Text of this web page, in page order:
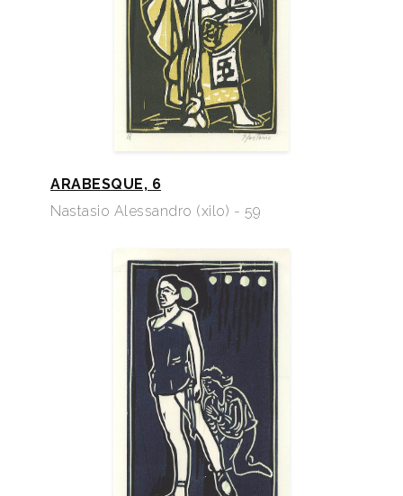
ARABESQUE, 6
Nastasio Alessandro (xilo) - 59